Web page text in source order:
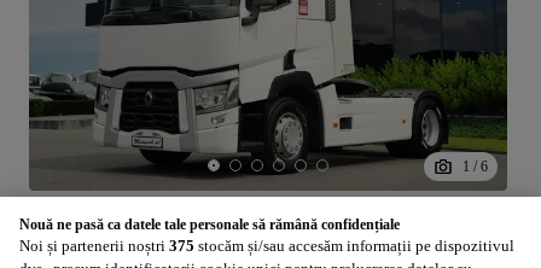
1 / 6
Calculeaza rata
Nouă ne pasă ca datele tale personale să rămână confidențiale
Noi și partenerii noștri 375 stocăm și/sau accesăm informații pe dispozitivul